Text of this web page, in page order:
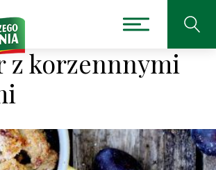
z korzennnymi